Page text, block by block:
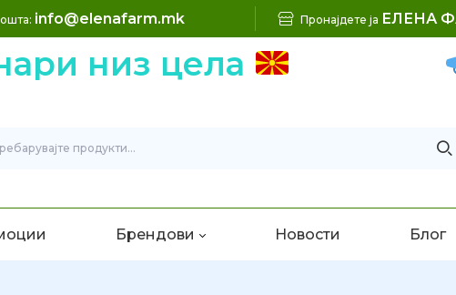
info@elenafarm.mk Пронајдете ја ЕЛЕНА
низ цела
Брендови Новости Блог